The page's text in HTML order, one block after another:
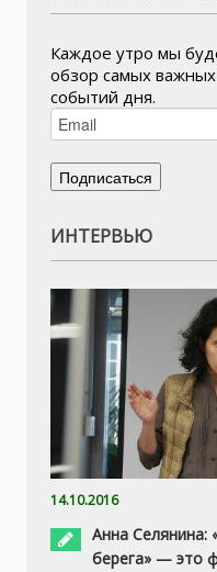
Каждое утро мы
обзор самых
событий дня.
ИНТЕРВЬЮ
14.10.2016
Анна Селянина:
берега» — это